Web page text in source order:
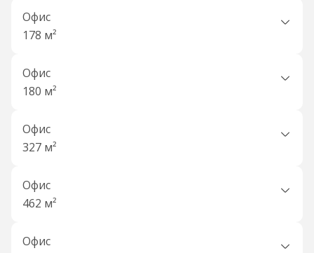
Офис
178 м²
Офис
180 м²
Офис
327 м²
Офис
462 м²
Офис